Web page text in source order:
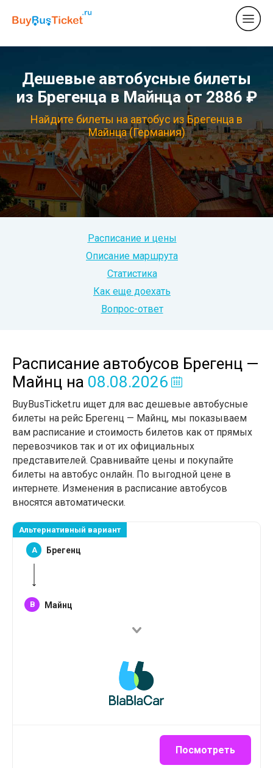
Дешевые автобусные билеты
из Брегенца в Майнца от 2886 ₽
Найдите билеты на автобус из Брегенца в
Майнца (Германия)
Расписание и цены
Описание маршрута
Статистика
Как еще доехать
Вопрос-ответ
Расписание автобусов Брегенц —
Майнц на 08.08.2026
BuyBusTicket.ru ищет для вас дешевые автобусные
билеты на рейс Брегенц — Майнц, мы показываем
вам расписание и стоимость билетов как от прямых
перевозчиков так и от их официальных
представителей. Сравнивайте цены и покупайте
билеты на автобус онлайн. По выгодной цене в
интернете. Изменения в расписание автобусов
вносятся автоматически.
Альтернативный вариант
A Брегенц
B Майнц
Посмотреть